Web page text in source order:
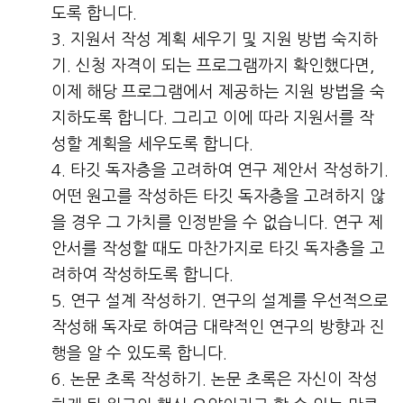
도록 합니다.
지원서 작성 계획 세우기 및 지원 방법 숙지하
기. 신청 자격이 되는 프로그램까지 확인했다면,
이제 해당 프로그램에서 제공하는 지원 방법을 숙
지하도록 합니다. 그리고 이에 따라 지원서를 작
성할 계획을 세우도록 합니다.
타깃 독자층을 고려하여 연구 제안서 작성하기.
어떤 원고를 작성하든 타깃 독자층을 고려하지 않
을 경우 그 가치를 인정받을 수 없습니다. 연구 제
안서를 작성할 때도 마찬가지로 타깃 독자층을 고
려하여 작성하도록 합니다.
연구 설계 작성하기. 연구의 설계를 우선적으로
작성해 독자로 하여금 대략적인 연구의 방향과 진
행을 알 수 있도록 합니다.
논문 초록 작성하기. 논문 초록은 자신이 작성